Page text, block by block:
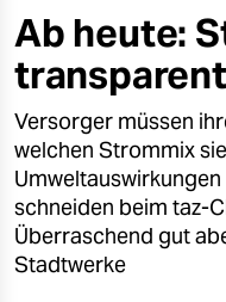
öko
gesellschaft
kultur
sport
berlin
nord
Ab heute:
Versorger müssen
welchen Strommix
schneiden beim taz-
Überraschend gut
Stadtwerke